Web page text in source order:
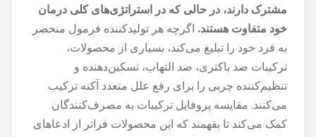
مشترک دارند، در حالی که در استراتژی‌های کلی درمان
خود متفاوت هستند. اگرچه هر تولیدکننده فرمول منحصر
به فرد خود را تبلیغ می‌کند، بسیاری از محصولات،
ترکیبات ضد باکتری، ضد التهاب، تسکین‌دهنده و
تنظیم‌کننده چربی را برای رفع علل متعدد آکنه ترکیب
می‌کنند. مقایسه پروفایل ترکیبات به مصرف‌کنندگان
کمک می‌کند تا بفهمند که این محصولات فراتر از ادعاهای